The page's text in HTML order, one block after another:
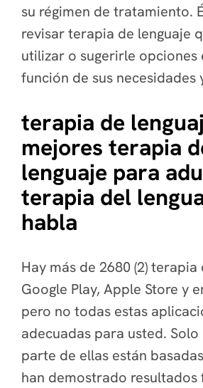
su régimen de tratamiento.
revisar terapia de lenguaje
utilizar o sugerirle opciones
función de sus necesidades
terapia de
mejores terapia
lenguaje para
terapia del
habla
Hay más de 2680 (2)
Google Play, Apple Store y
pero no todas estas
adecuadas para usted.
parte de ellas están
han demostrado resultados